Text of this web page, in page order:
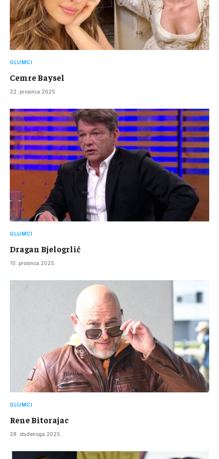
GLUMCI
Cemre Baysel
22. prosinca 2025.
GLUMCI
Dragan Bjelogrlić
10. prosinca 2025.
GLUMCI
Rene Bitorajac
28. studenoga 2025.